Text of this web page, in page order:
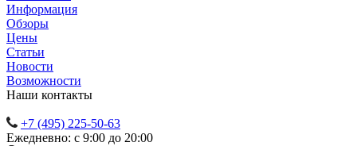
Информация
Обзоры
Цены
Статьи
Новости
Возможности
Наши контакты
+7 (495) 225-50-63
Ежедневно: с 9:00 до 20:00